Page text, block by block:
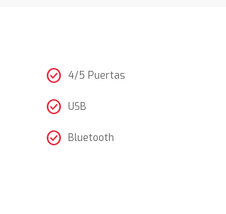
check_circle 4/5 Puertas
check_circle USB
check_circle Bluetooth